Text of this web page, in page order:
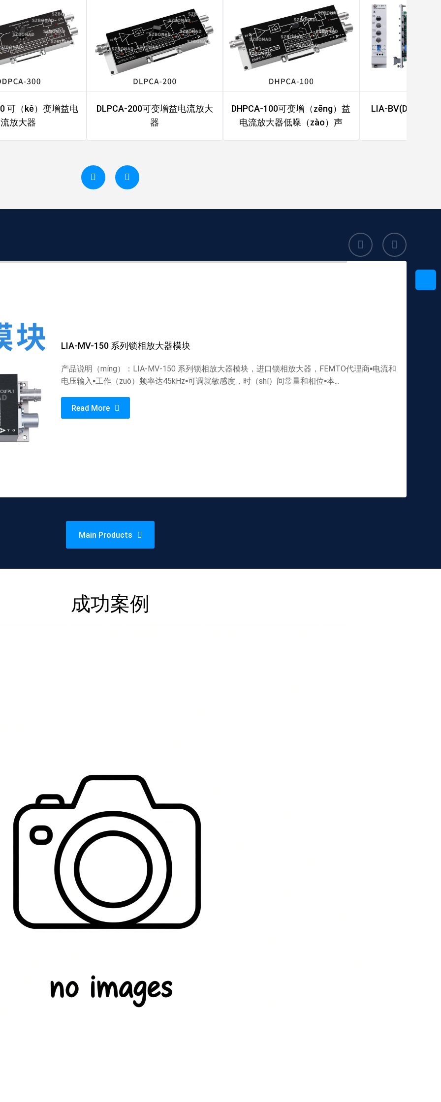
可（kě）变增益电
流放大器
DLPCA-200可变增益电流放大
器
DHPCA-100可变增（zēng）益
电流放大器低噪（zào）声
LIA-BV(D)-150
LIA-MV-150 系列锁相放大器模块
产品说明（míng）：LIA-MV-150 系列锁相放大器模块，进口锁相放大器，FEMTO代理商▪电流和
电压输入▪工作（zuò）频率达45kHz▪可调就敏感度，时（shí）间常量和相位▪本...
Read More
Main Products
成功案例